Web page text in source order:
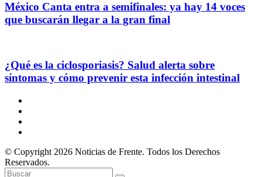
México Canta entra a semifinales: ya hay 14 voces
que buscarán llegar a la gran final
¿Qué es la ciclosporiasis? Salud alerta sobre
síntomas y cómo prevenir esta infección intestinal
© Copyright 2026 Noticias de Frente. Todos los Derechos
Reservados.